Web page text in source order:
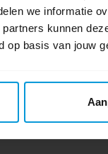
we informatie
kunnen
op basis van jouw
47% betere
van online training